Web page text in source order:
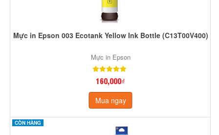
Mực in Epson 003 Ecotank Yellow Ink Bottle (C13T00V400)
Mực in Epson
160,000₫
Mua ngay
CÒN HÀNG